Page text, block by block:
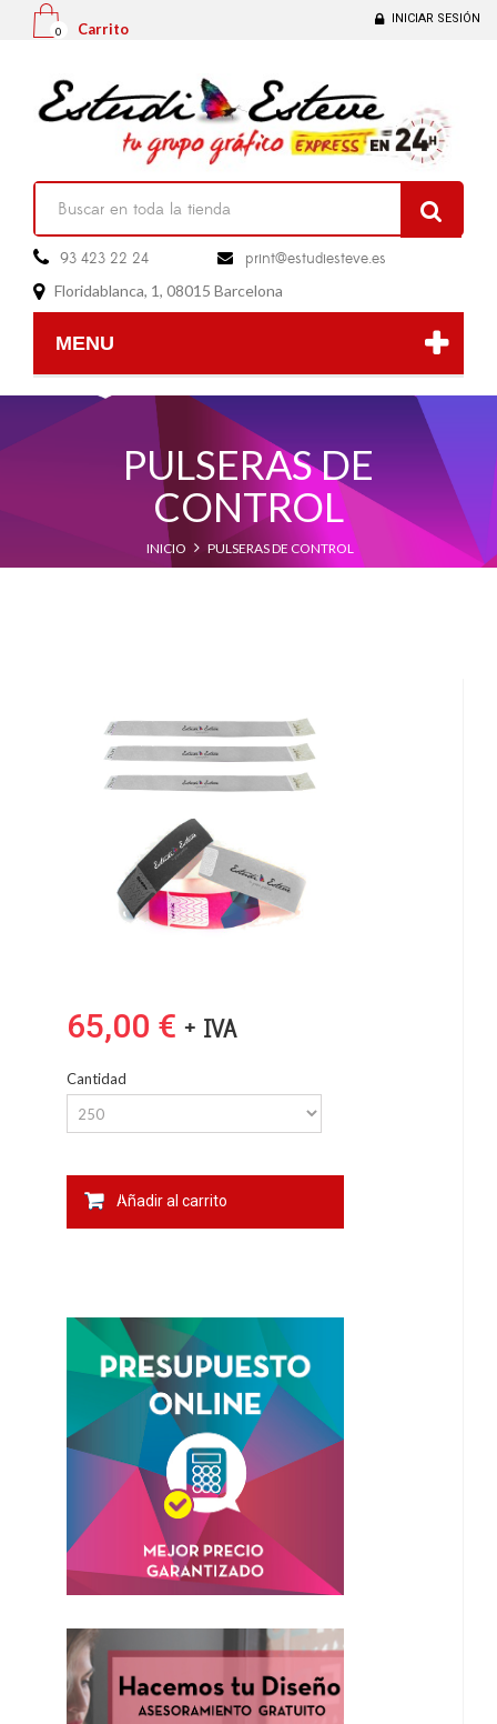
INICIAR SESIÓN
0 Carrito
 93 423 22 24 
print@estudiesteve.es
 Floridablanca, 1, 08015 Barcelona
MENU
PULSERAS DE
CONTROL
INICIO PULSERAS DE CONTROL
65,00 € + IVA
Cantidad
Añadir al carrito